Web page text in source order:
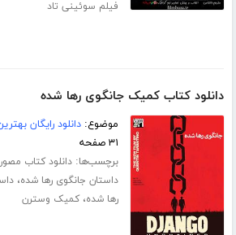
فیلم سوئینی تاد
دانلود کتاب کمیک جانگوی رها شده
موضوع:دانلود رایگان
۳۱ صفحه
برچسب‌ها:دانلود کتاب مصور
داستان جانگوی رها شده،
رها شده،کمیک وسترن